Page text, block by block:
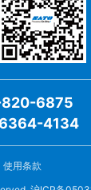
6875
4134
使用条款